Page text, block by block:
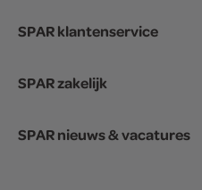
SPAR klantenservice
SPAR zakelijk
SPAR nieuws & vacatures